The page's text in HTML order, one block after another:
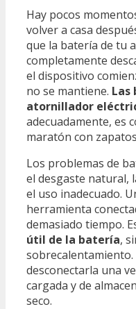
Hay pocos
volver a casa
que la batería de tu
completamente
el dispositivo
no se mantiene. Las
atornillador
adecuadamente, es
maratón con
Los problemas de
el desgaste natural,
el uso inadecuado.
herramienta
demasiado tiempo.
útil de la batería,
desconectarla una
cargada y de
seco.